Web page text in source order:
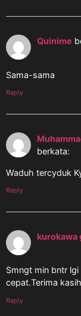
Quinime
Sama-sama
Reply
berkata:
Waduh tercyduk
Reply
kurokawa
Smngt min bntr
cepat.Terima kasih
Reply